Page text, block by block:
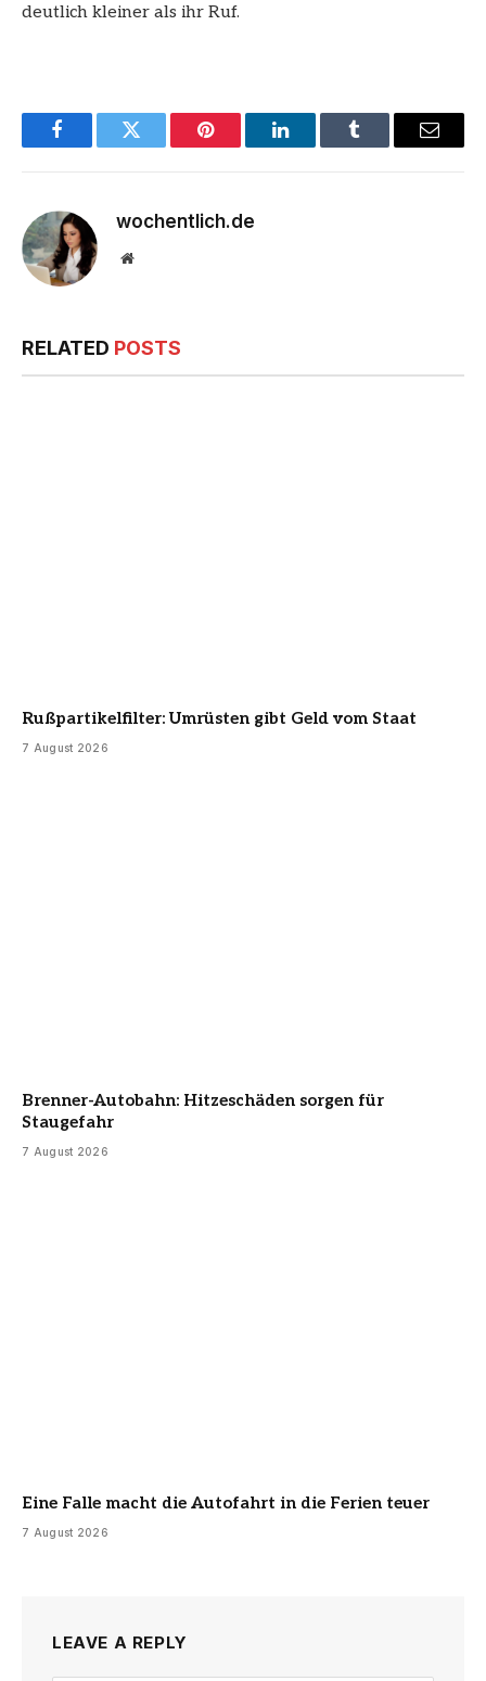
deutlich kleiner als ihr Ruf.
FacebookTwitter Pinterest LinkedInTumblr Email
wochentlich.de
Website
RELATED POSTS
Rußpartikelfilter: Umrüsten gibt Geld vom Staat
7 August 2026
Brenner-Autobahn: Hitzeschäden sorgen für
Staugefahr
7 August 2026
Eine Falle macht die Autofahrt in die Ferien teuer
7 August 2026
LEAVE A REPLY